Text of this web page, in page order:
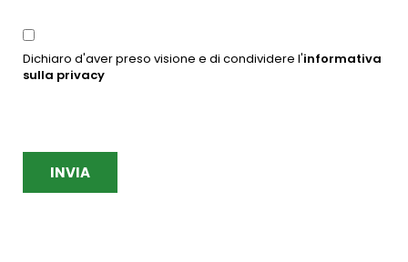
Dichiaro d'aver preso visione e di condividere l'informativa
sulla privacy
INVIA